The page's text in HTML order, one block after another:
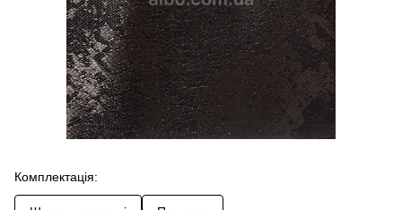
Комплектація: